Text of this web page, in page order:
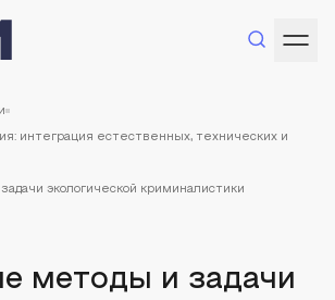
интеграция естественных, технических и
экологической криминалистики
методы и задачи